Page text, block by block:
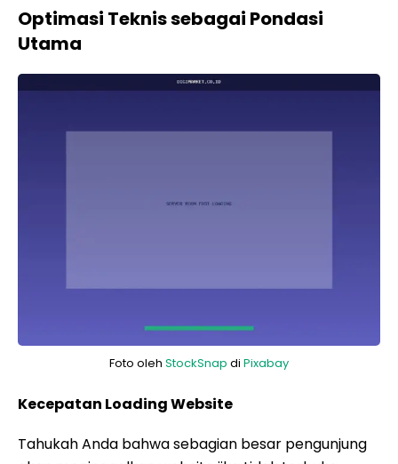
Optimasi Teknis sebagai Pondasi
Utama
Foto oleh StockSnap di Pixabay
Kecepatan Loading Website
Tahukah Anda bahwa sebagian besar pengunjung